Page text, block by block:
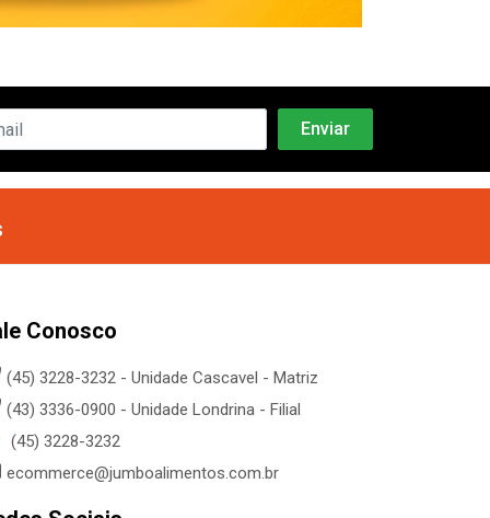
Conosco
(45) 3228-3232 - Unidade Cascavel - Matriz
(43) 3336-0900 - Unidade Londrina - Filial
(45) 3228-3232
ecommerce@jumboalimentos.com.br